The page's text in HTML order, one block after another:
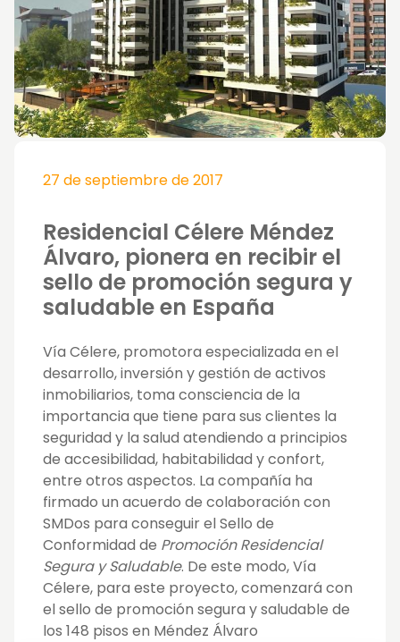
27 de septiembre de 2017
Residencial Célere Méndez
Álvaro, pionera en recibir el
sello de promoción segura y
saludable en España
Vía Célere, promotora especializada en el
desarrollo, inversión y gestión de activos
inmobiliarios, toma consciencia de la
importancia que tiene para sus clientes la
seguridad y la salud atendiendo a principios
de accesibilidad, habitabilidad y confort,
entre otros aspectos. La compañía ha
firmado un acuerdo de colaboración con
SMDos para conseguir el Sello de
Conformidad de Promoción Residencial
Segura y Saludable. De este modo, Vía
Célere, para este proyecto, comenzará con
el sello de promoción segura y saludable de
los 148 pisos en Méndez Álvaro